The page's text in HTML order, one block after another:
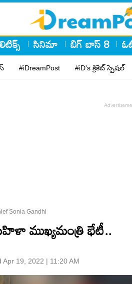
సినిమా బిగ్ బాస్ 8
#iDreamPost #iD's క్రికెట్ స్పెషల్
Sonia Gandhi
ముఖ్యమంత్రి భేటీ..
Apr 19, 2022 | 11:20 AM